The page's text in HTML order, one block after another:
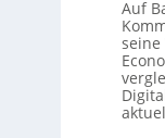
Auf
seine